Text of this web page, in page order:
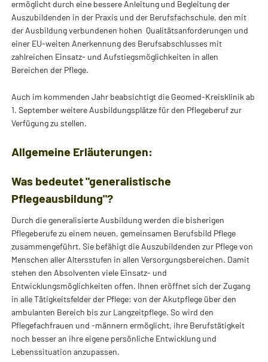
ermöglicht durch eine bessere Anleitung und Begleitung der
Auszubildenden in der Praxis und der Berufsfachschule, den mit
der Ausbildung verbundenen hohen Qualitätsanforderungen und
einer EU-weiten Anerkennung des Berufsabschlusses mit
zahlreichen Einsatz- und Aufstiegsmöglichkeiten in allen
Bereichen der Pflege.
Auch im kommenden Jahr beabsichtigt die Geomed-Kreisklinik ab
1. September weitere Ausbildungsplätze für den Pflegeberuf zur
Verfügung zu stellen.
Allgemeine Erläuterungen:
Was bedeutet "generalistische
Pflegeausbildung"?
Durch die generalisierte Ausbildung werden die bisherigen
Pflegeberufe zu einem neuen, gemeinsamen Berufsbild Pflege
zusammengeführt. Sie befähigt die Auszubildenden zur Pflege von
Menschen aller Altersstufen in allen Versorgungsbereichen. Damit
stehen den Absolventen viele Einsatz- und
Entwicklungsmöglichkeiten offen. Ihnen eröffnet sich der Zugang
in alle Tätigkeitsfelder der Pflege: von der Akutpflege über den
ambulanten Bereich bis zur Langzeitpflege. So wird den
Pflegefachfrauen und -männern ermöglicht, ihre Berufstätigkeit
noch besser an ihre eigene persönliche Entwicklung und
Lebenssituation anzupassen.